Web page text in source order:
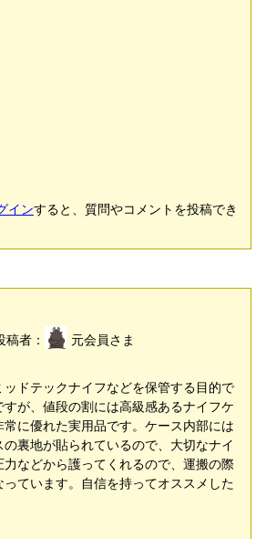
インすると、質問やコメントを投稿でき
者：
元会員さま
ドテックナイフなどを保管する目的で
が、値段の割には高級感あるナイフケ
に優れた実用品です。ケース内部には
裏地が貼られているので、大切なナイ
などから護ってくれるので、運搬の際
ています。自信を持ってオススメした